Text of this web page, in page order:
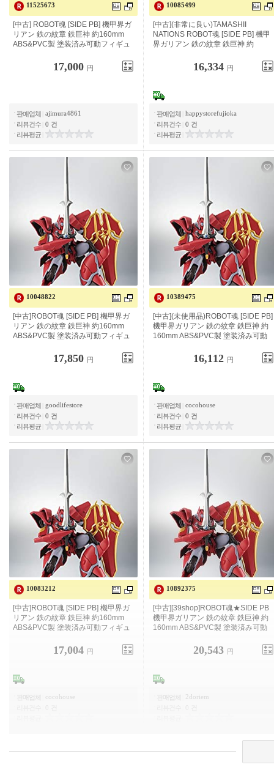
11525673
[중고] ROBOT혼 [SIDE PB] 기갑계 갈
리안 철의 문장 철 거신 약 160mm
ABS&PVC제 도장이 끝난 가동 피규
17,000 円
판매업체 ajimura4861
리뷰건수 0 건
리뷰평균
10085499
[중고](매우 좋음) TAMASHII
NATIONS ROBOT혼 [SIDE PB] 기갑
계 갈리안 철의 문장 철 거신 약 160
16,334 円
판매업체 happystorefujioka
리뷰건수 0 건
리뷰평균
10048822
[중고]ROBOT혼 [SIDE PB] 기갑계 갈
리안 철의 문장 철 거신 약 160mm
ABS&PVC제 도장이 끝난 가동 피규
17,850 円
판매업체 goodlifestore
리뷰건수 0 건
리뷰평균
10389475
[중고](미사용품)ROBOT혼[SIDE PB]
기갑계 갈리안 철의 문장 철 거신 약
160 mm ABS&PVC제 도장이 끝난 가
16,112 円
판매업체 cocohouse
리뷰건수 0 건
리뷰평균
10083212
[중고]ROBOT혼 [SIDE PB] 기갑계 갈
리안 철의 문장 철 거신 약 160mm
ABS&PVC제 도장이 끝난 가동 피규
17,004 円
판매업체
cocohouse
10892375
[중고][39shop]ROBOT혼★SIDE PB
기갑계 갈리안 철의 문장 철 거신 약
160 mm ABS&PVC제 도장이 끝난 가
20,543 円
판매업체
2doriem